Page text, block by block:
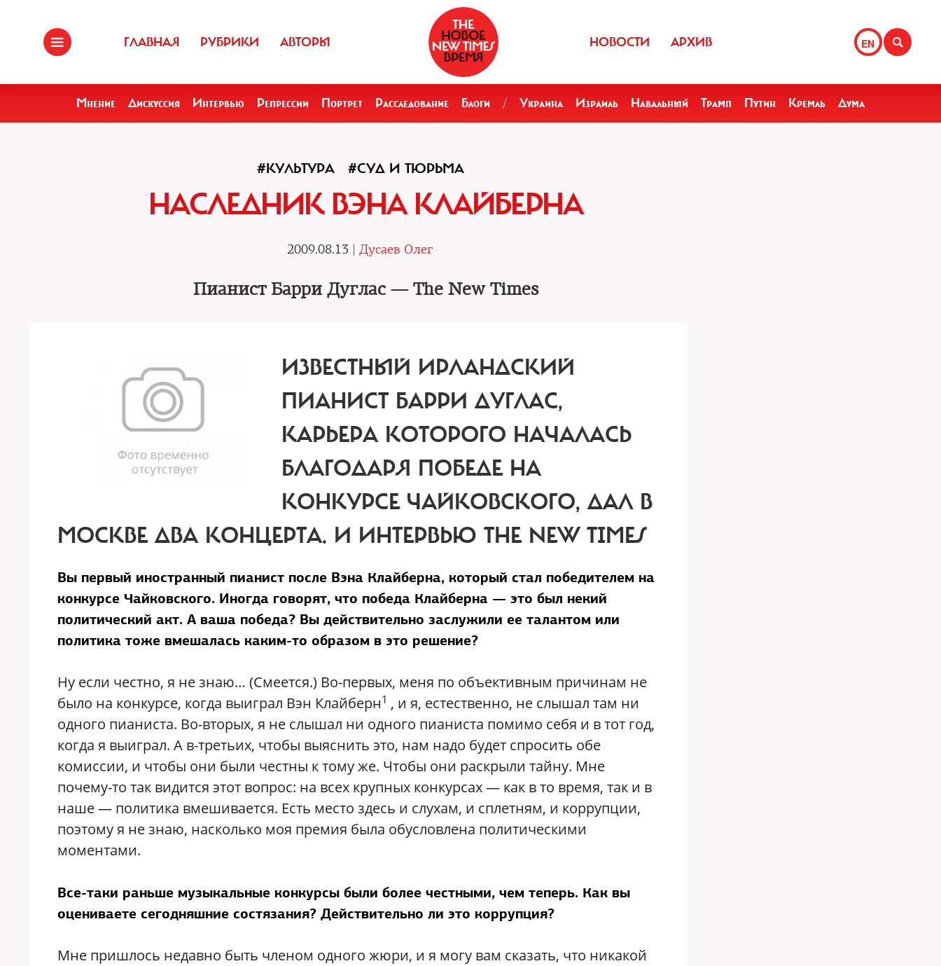
ГЛАВНАЯ РУБРИКИ АВТОРЫ EN
НОВОСТИ АРХИВ
Мнение Дискуссия Интервью Репрессии Портрет Расследование Блоги / Украина Израиль Навальный Трамп Путин Кремль Дума
#КУЛЬТУРА #СУД И ТЮРЬМА
НАСЛЕДНИК ВЭНА КЛАЙБЕРНА
2009.08.13 | Дусаев Олег
Пианист Барри Дуглас — The New Times
ИЗВЕСТНЫЙ ИРЛАНДСКИЙ
ПИАНИСТ БАРРИ ДУГЛАС,
КАРЬЕРА КОТОРОГО НАЧАЛАСЬ
БЛАГОДАРЯ ПОБЕДЕ НА
КОНКУРСЕ ЧАЙКОВСКОГО, ДАЛ В
МОСКВЕ ДВА КОНЦЕРТА. И ИНТЕРВЬЮ THE NEW TIMES
Вы первый иностранный пианист после Вэна Клайберна, который стал победителем на
конкурсе Чайковского. Иногда говорят, что победа Клайберна — это был некий
политический акт. А ваша победа? Вы действительно заслужили ее талантом или
политика тоже вмешалась каким-то образом в это решение?
Ну если честно, я не знаю… (Смеется.) Во-первых, меня по объективным причинам не
было на конкурсе, когда выиграл Вэн Клайберн1 , и я, естественно, не слышал там ни
одного пианиста. Во-вторых, я не слышал ни одного пианиста помимо себя и в тот год,
когда я выиграл. А в-третьих, чтобы выяснить это, нам надо будет спросить обе
комиссии, и чтобы они были честны к тому же. Чтобы они раскрыли тайну. Мне
почему-то так видится этот вопрос: на всех крупных конкурсах — как в то время, так и в
наше — политика вмешивается. Есть место здесь и слухам, и сплетням, и коррупции,
поэтому я не знаю, насколько моя премия была обусловлена политическими
моментами.
Все-таки раньше музыкальные конкурсы были более честными, чем теперь. Как вы
оцениваете сегодняшние состязания? Действительно ли это коррупция?
Мне пришлось недавно быть членом одного жюри, и я могу вам сказать, что никакой